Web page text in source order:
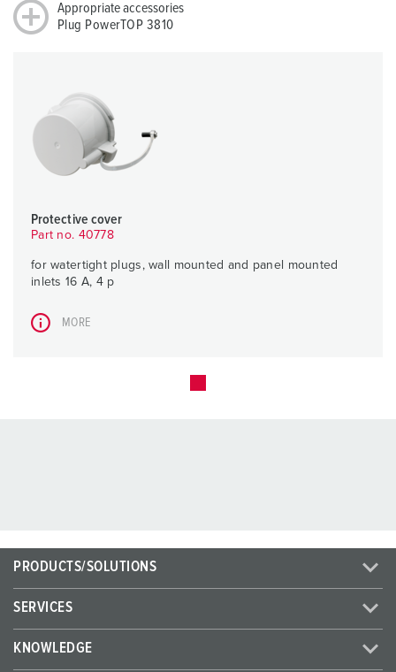
Appropriate accessories
Plug PowerTOP 3810
Protective cover
Part no. 40778
for watertight plugs, wall mounted and panel mounted
inlets 16 A, 4 p
MORE
PRODUCTS/SOLUTIONS
SERVICES
KNOWLEDGE